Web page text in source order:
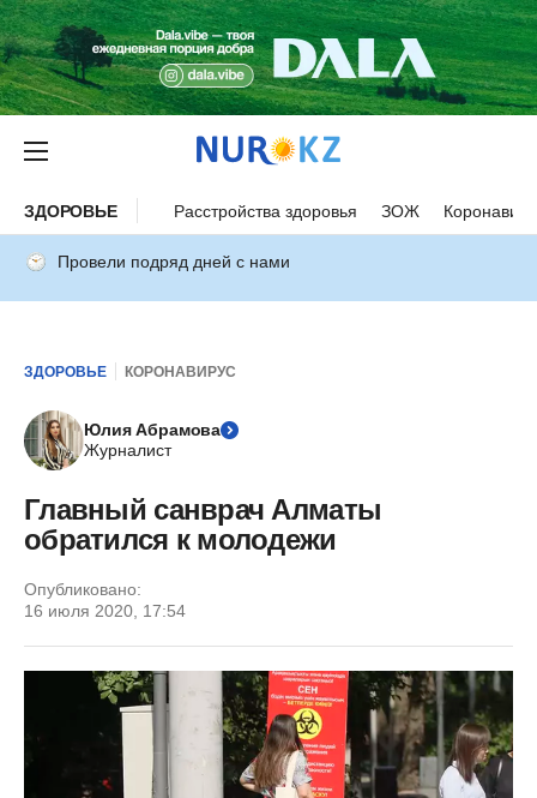
ЗДОРОВЬЕ Расстройства здоровья ЗОЖ
Провели подряд дней с нами
ЗДОРОВЬЕ КОРОНАВИРУС
Юлия Абрамова
Журналист
Главный санврач Алматы
обратился к молодежи
Опубликовано:
16 июля 2020, 17:54